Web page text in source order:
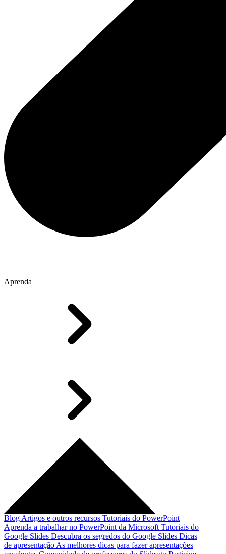
Aprenda
Blog Artigos e outros recursos Tutoriais do PowerPoint
Aprenda a trabalhar no PowerPoint da Microsoft Tutoriais do
Google Slides Descubra os segredos do Google Slides Dicas
de apresentação As melhores dicas para fazer apresentações